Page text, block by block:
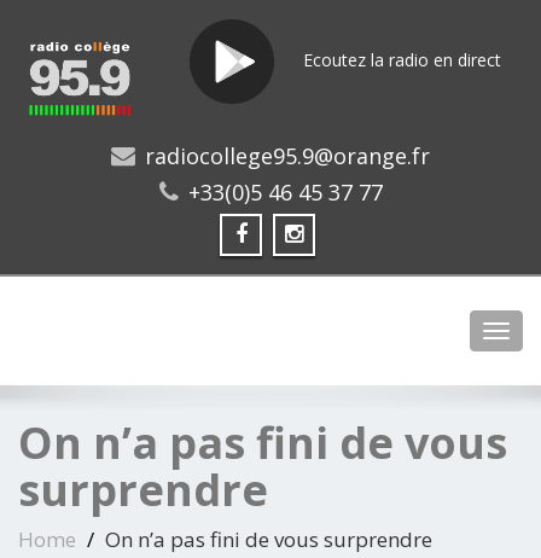
Ecoutez la radio en direct
radiocollege95.9@orange.fr
+33(0)5 46 45 37 77
On n’a pas fini de vous
surprendre
Home On n’a pas fini de vous surprendre